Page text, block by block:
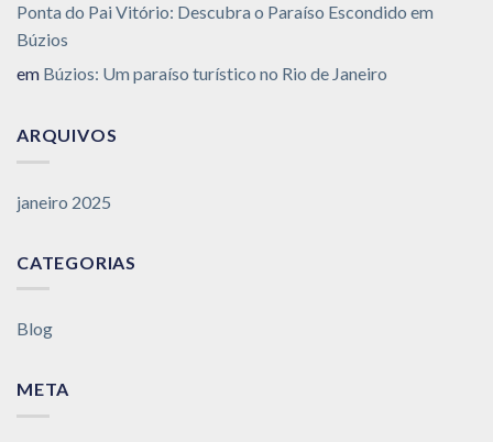
Ponta do Pai Vitório: Descubra o Paraíso Escondido em
Búzios
em Búzios: Um paraíso turístico no Rio de Janeiro
ARQUIVOS
janeiro 2025
CATEGORIAS
Blog
META